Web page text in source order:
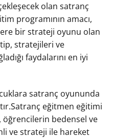
olan satranç
programının amacı,
bir strateji oyunu olan
stratejileri ve
faydalarını en iyi
satranç oyununda
eğitmen eğitimi
bedensel ve
ve strateji ile hareket